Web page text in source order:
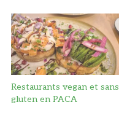
Restaurants vegan et sans
gluten en PACA